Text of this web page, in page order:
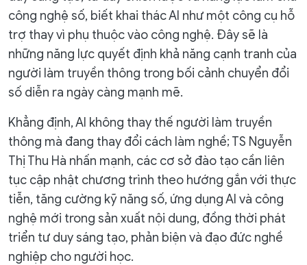
công nghệ số, biết khai thác AI như một công cụ hỗ
trợ thay vì phụ thuộc vào công nghệ. Đây sẽ là
những năng lực quyết định khả năng cạnh tranh của
người làm truyền thông trong bối cảnh chuyển đổi
số diễn ra ngày càng mạnh mẽ.
Khẳng định, AI không thay thế người làm truyền
thông mà đang thay đổi cách làm nghề; TS Nguyễn
Thị Thu Hà nhấn mạnh, các cơ sở đào tạo cần liên
tục cập nhật chương trình theo hướng gắn với thực
tiễn, tăng cường kỹ năng số, ứng dụng AI và công
nghệ mới trong sản xuất nội dung, đồng thời phát
triển tư duy sáng tạo, phản biện và đạo đức nghề
nghiệp cho người học.